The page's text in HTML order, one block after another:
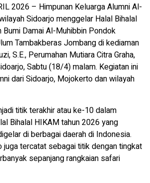
2026 – Himpunan Keluarga Alumni Al-
Sidoarjo menggelar Halal Bihalal
Damai Al-Muhibbin Pondok
Tambakberas Jombang di kediaman
S.E., Perumahan Mutiara Citra Graha,
Sabtu (18/4) malam. Kegiatan ini
dari Sidoarjo, Mojokerto dan wilayah
titik terakhir atau ke-10 dalam
Bihalal HIKAM tahun 2026 yang
di berbagai daerah di Indonesia.
juga tercatat sebagai titik dengan tingkat
sepanjang rangkaian safari